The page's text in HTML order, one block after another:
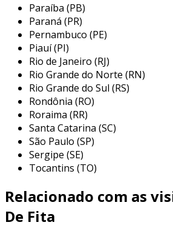
sólida, a ah 250h oferece
resistência, mesmo em
trabalho exigentes.
essas características fazem da serra
250h uma escolha popular entre as
que buscam um desempenho
benefícios da serra fita ah
diversos benefícios tornam a ah 250h
opção atraente para seu negócio.
destacam-se:
precisão nos cortes
: a
proporciona cortes retos e
aumentando a qualidade do
Paraíba (PB)
Paraná (PR)
Pernambuco (PE)
Piauí (PI)
Rio de Janeiro (RJ)
Rio Grande do Norte (RN)
Rio Grande do Sul (RS)
Rondônia (RO)
Roraima (RR)
Santa Catarina (SC)
São Paulo (SP)
Sergipe (SE)
Tocantins (TO)
Relacionado com as
De Fita